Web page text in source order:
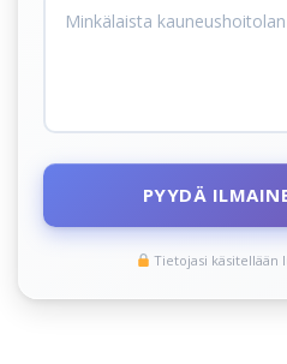
PYYDÄ
Tietojasi käsitellään